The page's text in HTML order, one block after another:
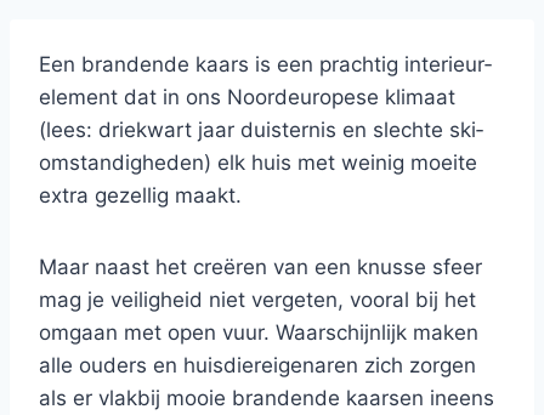
Een brandende kaars is een prachtig interieur­
element dat in ons Noord­europese klimaat
(lees: drie­kwart jaar duisternis en slechte ski­
omstandigheden) elk huis met weinig moeite
extra gezellig maakt.
Maar naast het creëren van een knusse sfeer
mag je veiligheid niet vergeten, vooral bij het
omgaan met open vuur. Waarschijnlijk maken
alle ouders en huisdiereigenaren zich zorgen
als er vlakbij mooie brandende kaarsen ineens